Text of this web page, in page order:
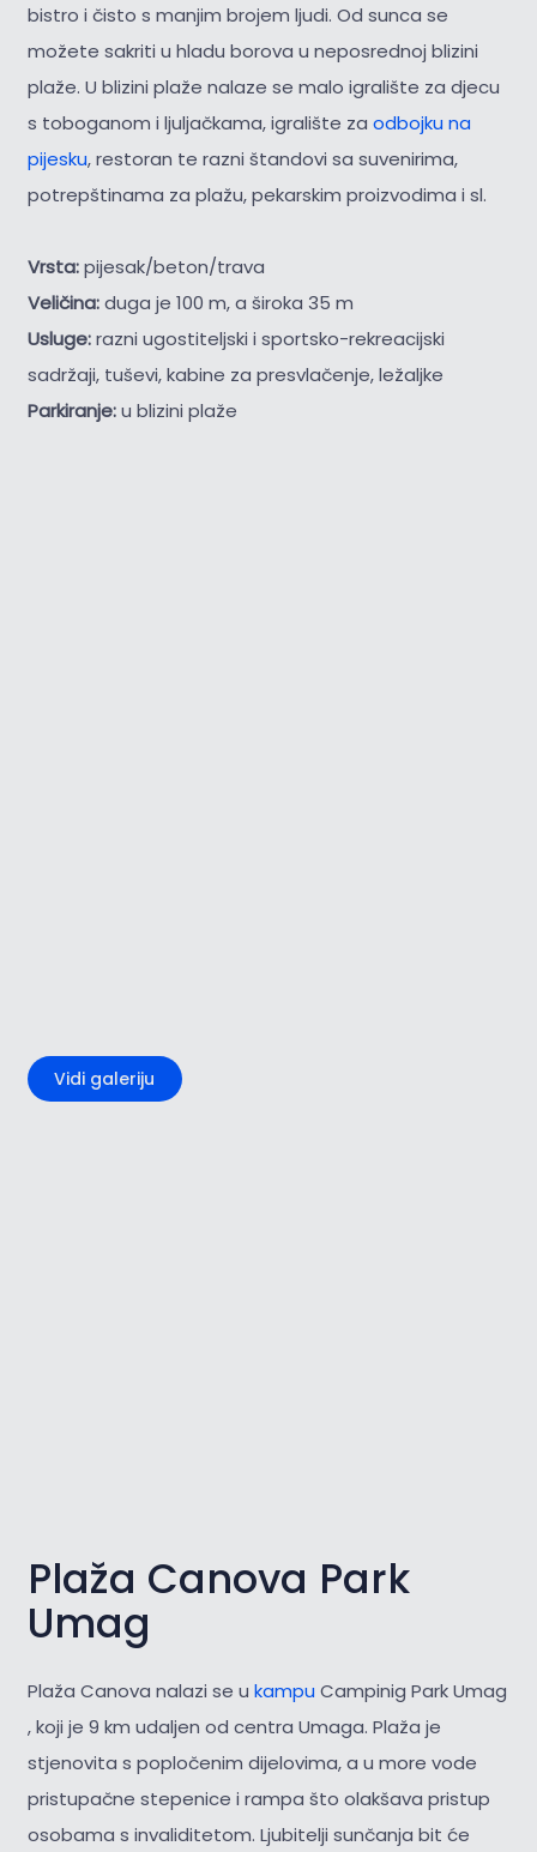
bistro i čisto s manjim brojem ljudi. Od sunca se
možete sakriti u hladu borova u neposrednoj blizini
plaže. U blizini plaže nalaze se malo igralište za djecu
s toboganom i ljuljačkama, igralište za odbojku na
pijesku, restoran te razni štandovi sa suvenirima,
potrepštinama za plažu, pekarskim proizvodima i sl.
Vrsta:pijesak/beton/trava
Veličina:duga je 100 m, a široka 35 m
Usluge:razni ugostiteljski i sportsko-rekreacijski
sadržaji, tuševi, kabine za presvlačenje, ležaljke
Parkiranje:u blizini plaže
Vidi galeriju
Plaža Canova Park
Umag
Plaža Canova nalazi se u kampu Campinig Park Umag
, koji je 9 km udaljen od centra Umaga. Plaža je
stjenovita s popločenim dijelovima, a u more vode
pristupačne stepenice i rampa što olakšava pristup
osobama s invaliditetom. Ljubitelji sunčanja bit će